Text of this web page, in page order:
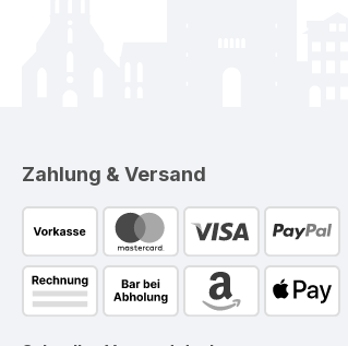
Zahlung & Versand